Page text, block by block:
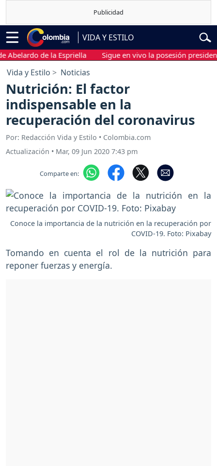
VIDA Y ESTILO
de la Espriella Sigue en vivo la posesión presidencial
Vida y Estilo Noticias
Nutrición: El factor
indispensable en la
recuperación del coronavirus
Por: Redacción Vida y Estilo • Colombia.com
Actualización • Mar, 09 Jun 2020 7:43 pm
Comparte en:
Conoce la importancia de la nutrición en la recuperación por
COVID-19. Foto: Pixabay
Tomando en cuenta el rol de la nutrición para
reponer fuerzas y energía.